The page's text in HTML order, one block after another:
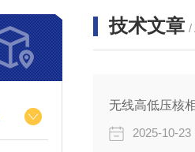
技术文章 /
无线高低压核
2025-10-23